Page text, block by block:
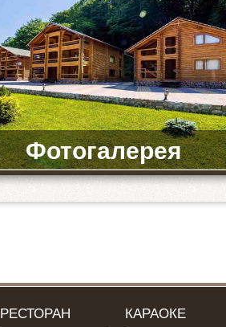
Фотогалерея
Фото бази та ресторану
РЕСТОРАН КАРАОКЕ